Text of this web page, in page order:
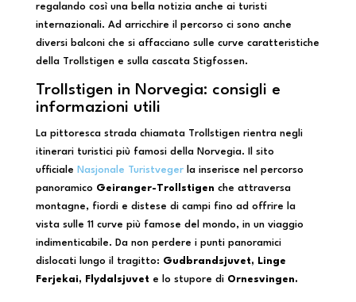
regalando così una bella notizia anche ai turisti
internazionali. Ad arricchire il percorso ci sono anche
diversi balconi che si affacciano sulle curve caratteristiche
della Trollstigen e sulla cascata Stigfossen.
Trollstigen in Norvegia: consigli e
informazioni utili
La pittoresca strada chiamata Trollstigen rientra negli
itinerari turistici più famosi della Norvegia. Il sito
ufficiale Nasjonale Turistvegerla inserisce nel percorso
panoramico Geiranger-Trollstigen che attraversa
montagne, fiordi e distese di campi fino ad offrire la
vista sulle 11 curve più famose del mondo, in un viaggio
indimenticabile. Da non perdere i punti panoramici
dislocati lungo il tragitto: Gudbrandsjuvet,
Linge
Ferjekai, Flydalsjuvet e lo stupore di Ornesvingen.